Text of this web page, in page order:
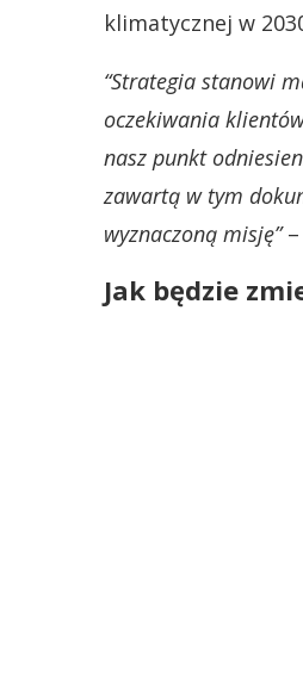
klimatycznej w
“Strategia stanowi
oczekiwania
nasz punkt
zawartą w tym
wyznaczoną misję”–
Jak będzie